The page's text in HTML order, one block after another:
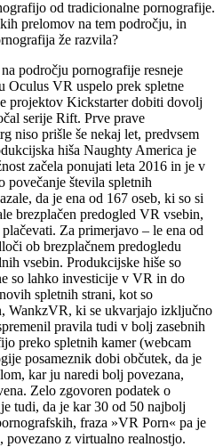
od tradicionalne pornografije.
prelomov na tem področju, in
že razvila?
področju pornografije resneje
Oculus VR uspelo prek spletne
projektov Kickstarter dobiti dovolj
serije Rift. Prve prave
niso prišle še nekaj let, predvsem
hiša Naughty America je
začela ponujati leta 2016 in je v
povečanje števila spletnih
da je ena od 167 oseb, ki so si
brezplačen predogled VR vsebin,
Za primerjavo – le ena od
ob brezplačnem predogledu
vsebin. Produkcijske hiše so
so lahko investicije v VR in do
spletnih strani, kot so
WankzVR, ki se ukvarjajo izključno
pravila tudi v bolj zasebnih
preko spletnih kamer (webcam
posameznik dobi občutek, da je
kar ju naredi bolj povezana,
Zelo zgovoren podatek o
tudi, da je kar 30 od 50 najbolj
fraza »VR Porn« pa je
povezano z virtualno realnostjo.